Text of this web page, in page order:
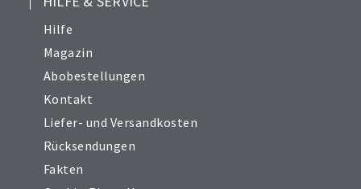
Hilfe
Magazin
Abobestellungen
Kontakt
Liefer- und Versandkosten
Rücksendungen
Fakten